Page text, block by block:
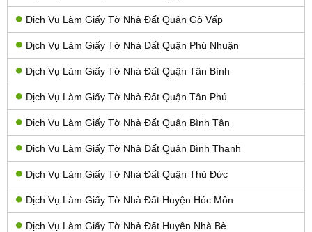
Dịch Vụ Làm Giấy Tờ Nhà Đất Quận Gò Vấp
Dịch Vụ Làm Giấy Tờ Nhà Đất Quận Phú Nhuận
Dịch Vụ Làm Giấy Tờ Nhà Đất Quận Tân Bình
Dịch Vụ Làm Giấy Tờ Nhà Đất Quận Tân Phú
Dịch Vụ Làm Giấy Tờ Nhà Đất Quận Bình Tân
Dịch Vụ Làm Giấy Tờ Nhà Đất Quận Bình Thạnh
Dịch Vụ Làm Giấy Tờ Nhà Đất Quận Thủ Đức
Dịch Vụ Làm Giấy Tờ Nhà Đất Huyện Hóc Môn
Dịch Vụ Làm Giấy Tờ Nhà Đất Huyên Nhà Bè